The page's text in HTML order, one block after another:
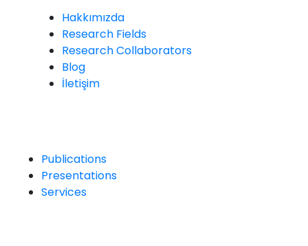
Hakkımızda
Research Fields
Research Collaborators
Blog
İletişim
Publications
Presentations
Services